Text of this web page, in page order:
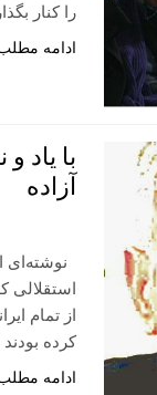
را کنار
ادامه
با یاد
آزاده
نوشته‌ای
استقلالی
از تمام
كرده
ادامه